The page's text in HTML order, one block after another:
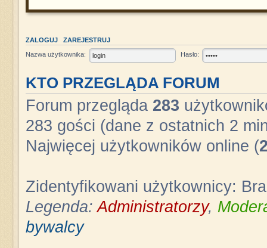
ZALOGUJ ZAREJESTRUJ
Nazwa użytkownika: Hasło:
KTO PRZEGLĄDA FORUM
Forum przegląda 283
283 gości (dane z ostatnich 2
Najwięcej użytkowników online (
Zidentyfikowani użytkownicy:
Legenda:Administratorzy,
bywalcy